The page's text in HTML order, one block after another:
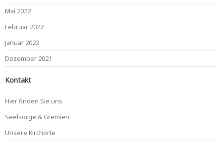
Mai 2022
Februar 2022
Januar 2022
Dezember 2021
Kontakt
Hier finden Sie uns
Seelsorge & Gremien
Unsere Kirchorte